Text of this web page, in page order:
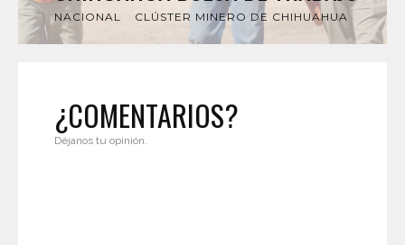
NACIONAL CLÚSTER MINERO DE CHIHUAHUA
¿COMENTARIOS?
Déjanos tu opinión.